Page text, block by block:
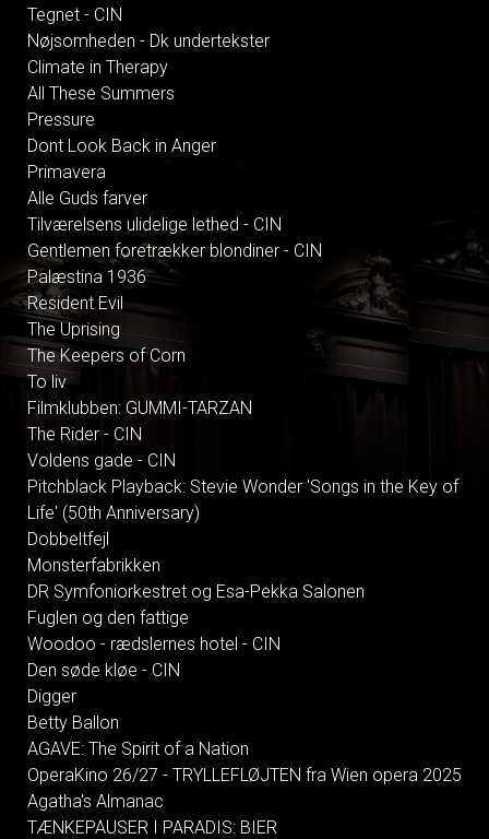
Tegnet - CIN
Nøjsomheden - Dk undertekster
Climate in Therapy
All These Summers
Pressure
Dont Look Back in Anger
Primavera
Alle Guds farver
Tilværelsens ulidelige lethed - CIN
Gentlemen foretrækker blondiner - CIN
Palæstina 1936
Resident Evil
The Uprising
The Keepers of Corn
To liv
Filmklubben: GUMMI-TARZAN
The Rider - CIN
Voldens gade - CIN
Pitchblack Playback: Stevie Wonder 'Songs in the Key of
Life' (50th Anniversary)
Dobbeltfejl
Monsterfabrikken
DR Symfoniorkestret og Esa-Pekka Salonen
Fuglen og den fattige
Woodoo - rædslernes hotel - CIN
Den søde kløe - CIN
Digger
Betty Ballon
AGAVE: The Spirit of a Nation
OperaKino 26/27 - TRYLLEFLØJTEN fra Wien opera 2025
Agatha's Almanac
TÆNKEPAUSER I PARADIS: BIER